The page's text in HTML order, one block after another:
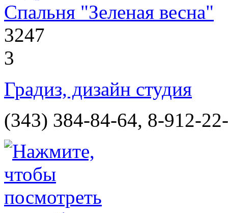
Спальня "Зеленая весна"
3247
3
Градиз, дизайн студия
(343) 384-84-64, 8-912-